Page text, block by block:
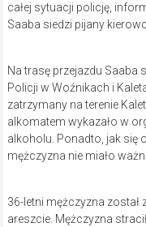
całej sytuacji policję,
Saaba siedzi pijany
Na trasę przejazdu
Policji w Woźnikach i
zatrzymany na terenie
alkomatem wykazało w
alkoholu. Ponadto, jak się
mężczyzna nie miało
36-letni mężczyzna został
areszcie. Mężczyzna